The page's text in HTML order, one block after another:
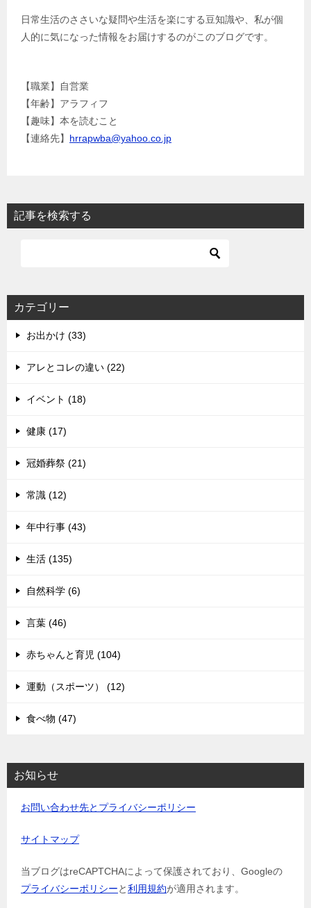
日常生活のささいな疑問や生活を楽にする豆知識や、私が個
人的に気になった情報をお届けするのがこのブログです。
【職業】自営業
【年齢】アラフィフ
【趣味】本を読むこと
【連絡先】 hrrapwba@yahoo.co.jp
記事を検索する
カテゴリー
お出かけ (33)
アレとコレの違い (22)
イベント (18)
健康 (17)
冠婚葬祭 (21)
常識 (12)
年中行事 (43)
生活 (135)
自然科学 (6)
言葉 (46)
赤ちゃんと育児 (104)
運動（スポーツ） (12)
食べ物 (47)
お知らせ
お問い合わせ先とプライバシーポリシー
サイトマップ
当ブログはreCAPTCHAによって保護されており、Googleの
プライバシーポリシーと利用規約が適用されます。